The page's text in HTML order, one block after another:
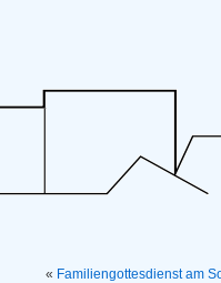
« Familiengottesdienst am